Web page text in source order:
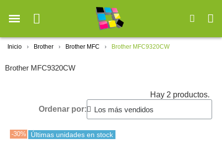
Inicio Brother Brother MFC Brother MFC9320CW
Brother MFC9320CW
Hay 2 productos.
Ordenar por:
-30% Últimas unidades en stock